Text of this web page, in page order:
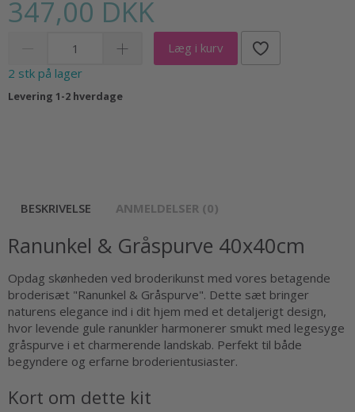
347,00 DKK
Læg i kurv
2 stk på lager
Levering 1-2 hverdage
BESKRIVELSE ANMELDELSER (0)
Ranunkel & Gråspurve 40x40cm
Opdag skønheden ved broderikunst med vores betagende
broderisæt "Ranunkel & Gråspurve". Dette sæt bringer
naturens elegance ind i dit hjem med et detaljerigt design,
hvor levende gule ranunkler harmonerer smukt med legesyge
gråspurve i et charmerende landskab. Perfekt til både
begyndere og erfarne broderientusiaster.
Kort om dette kit